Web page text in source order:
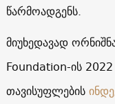
წარმოადგენს.
მიუხედავად
Foundation-ის
თავისუფლების